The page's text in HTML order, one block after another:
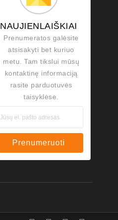
NAUJIENLAIŠKIAI
Prenumeratos galėsite
atsisakyti bet kuriuo
metu. Tam tikslui mūsų
kontaktinę informaciją
rasite parduotuvės
taisyklėse.
Prenumeruoti